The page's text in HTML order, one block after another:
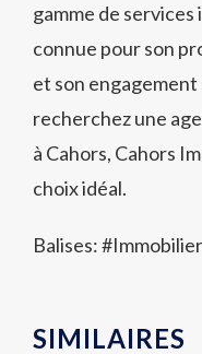
gamme de services
connue pour son
et son engagement
recherchez une
à Cahors, Cahors
choix idéal.
Balises: #Immobilier
SIMILAIRES